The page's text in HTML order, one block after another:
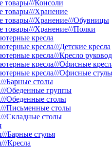
товары///Консоли
товары///Хранение
товары///Хранение///Обувницы
товары///Хранение///Полки
кресла
кресла///Детские кресла
кресла///Кресло
кресла///Офисные
кресла///Офисные
Барные столы
Обеденные группы
Обеденные столы
Письменные столы
Складные столы
Барные стулья
Кресла